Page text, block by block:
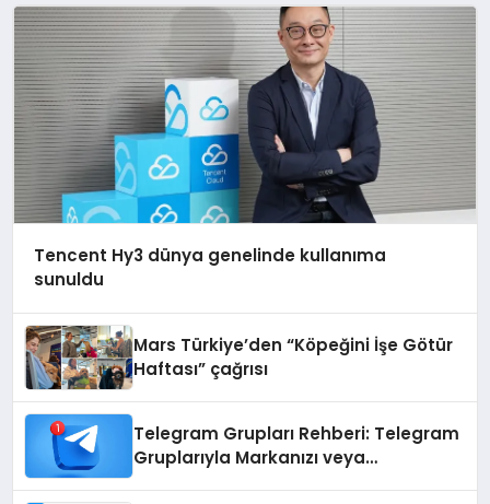
Tencent Hy3 dünya genelinde kullanıma
sunuldu
Mars Türkiye’den “Köpeğini İşe Götür
Haftası” çağrısı
Telegram Grupları Rehberi: Telegram
Gruplarıyla Markanızı veya